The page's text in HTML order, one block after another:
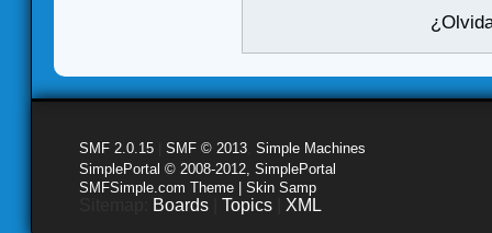
SMF 2.0.15 SMF © 2013 Simple Machines
SimplePortal © 2008-2012, SimplePortal
SMFSimple.com Theme | Skin Samp
Boards Topics XML